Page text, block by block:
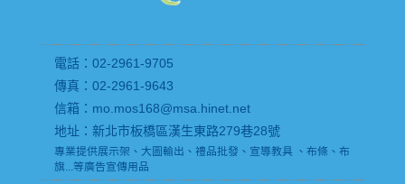
電話：02-2961-9705
傳真：02-2961-9643
信箱：mo.mos168@msa.hinet.net
地址：新北市板橋區漢生東路279巷28號
專業提供展示架、大圖輸出、禮品批發、宣導教具 、布條、布
旗...等廣告宣傳用品